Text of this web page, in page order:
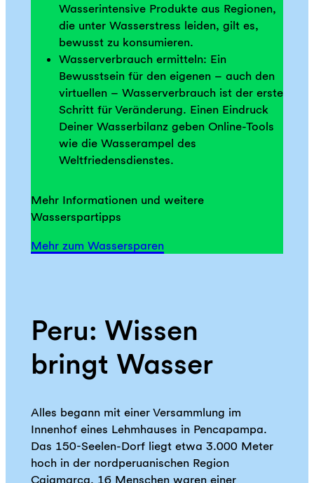
Wasserintensive Produkte aus Regionen,
die unter Wasserstress leiden, gilt es,
bewusst zu konsumieren.
Wasserverbrauch ermitteln: Ein
Bewusstsein für den eigenen – auch den
virtuellen – Wasserverbrauch ist der erste
Schritt für Veränderung. Einen Eindruck
Deiner Wasserbilanz geben Online-Tools
wie die Wasserampel des
Weltfriedensdienstes.
Mehr Informationen und weitere
Wasserspartipps
Mehr zum Wassersparen
Peru: Wissen
bringt Wasser
Alles begann mit einer Versammlung im
Innenhof eines Lehmhauses in Pencapampa.
Das 150-Seelen-Dorf liegt etwa 3.000 Meter
hoch in der nordperuanischen Region
Cajamarca. 16 Menschen waren einer